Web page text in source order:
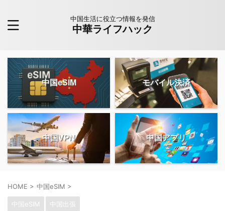
中国生活に役立つ情報を発信
中華ライフハック
中国eSIM モバイル決済
中国VPN 中国アプリ
HOME > 中国eSIM >
中国eSIM 中国出張